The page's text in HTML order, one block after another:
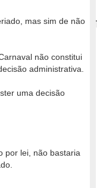
mas sim de não
não constitui
administrativa.
uma decisão
por lei, não bastaria